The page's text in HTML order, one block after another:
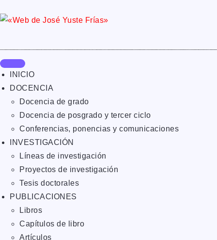
INICIO
DOCENCIA
Docencia de grado
Docencia de posgrado y tercer ciclo
Conferencias, ponencias y comunicaciones
INVESTIGACIÓN
Líneas de investigación
Proyectos de investigación
Tesis doctorales
PUBLICACIONES
Libros
Capítulos de libro
Artículos